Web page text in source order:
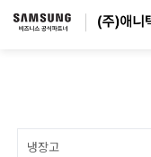
냉장고